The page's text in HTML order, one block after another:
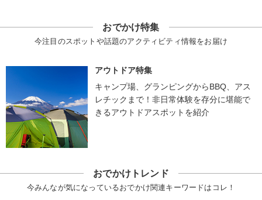
おでかけ特集
今注目のスポットや話題のアクティビティ情報をお届け
アウトドア特集
キャンプ場、グランピングからBBQ、アス
レチックまで！非日常体験を存分に堪能で
きるアウトドアスポットを紹介
おでかけトレンド
今みんなが気になっているおでかけ関連キーワードはコレ！